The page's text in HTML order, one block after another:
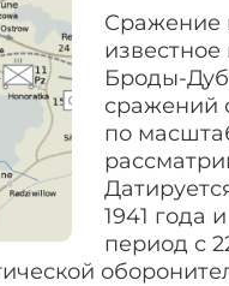
Сражение
Броды-
сражений
по
1941 года
период с